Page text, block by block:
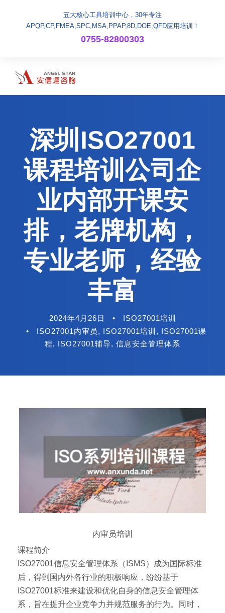
五大核心工具培训中心，30年专注
APQP,CP,FMEA,SPC,MSA,PPAP,8D,DOE,QFD应用培训！
0755-82800303
深圳ISO27001
课程培训公司企
业内部开课安
排，老牌机构，
专业老师，经验
丰富
2024年4月26日 •
ISO27001培训
•
ISO27001内审员, ISO27001培训 , ISO27001课
程, ISO27001辅导, 信息安全管理体系
内审员培训
课程简介
ISO27001信息安全管理体系（ISMS）成为国际标准
后，得到国内外各行业的积极响应，纷纷基于
ISO27001标准来建设和优化自身的信息安全管理体
系，旨在提升企业竞争力并规范服务的行为。同时，